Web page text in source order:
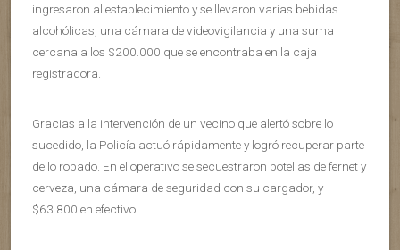
ingresaron al establecimiento y se llevaron varias bebidas
alcohólicas, una cámara de videovigilancia y una suma
cercana a los $200.000 que se encontraba en la caja
registradora.
Gracias a la intervención de un vecino que alertó sobre lo
sucedido, la Policía actuó rápidamente y logró recuperar parte
de lo robado. En el operativo se secuestraron botellas de fernet y
cerveza, una cámara de seguridad con su cargador, y
$63.800 en efectivo.